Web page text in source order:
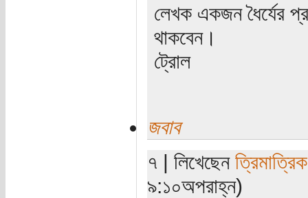
লেখক একজন ধৈর্যের
থাকবেন।
ট্রোল
জবাব
৭ | লিখেছেন
৯:১০অপরাহ্ন)